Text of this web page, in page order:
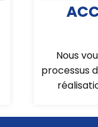
Nous
processus